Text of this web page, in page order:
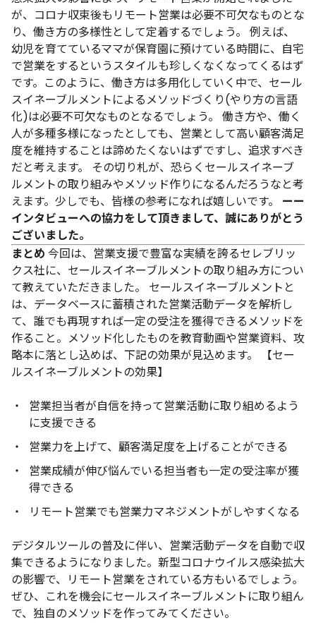
が、コロナ収束後もリモート営業は必要不可欠なものとな
り、働き方の多様性として定着するでしょう。
例えば、
幼児を育てているママが保育園に預けている時間に、自宅
で営業をするというスタイルも珍しくなくなってくるはず
です。このように、働き方は多用化していく中で、セール
スイネーブルメントによるメソッドづくり(やり方の言語
化)は必要不可欠なものとなるでしょう。
働き方や、働く
人が多種多様になったとしても、営業として高い顧客満足
度を維持することは諦めたくないはずですし、追求すべき
だと考えます。
その切り札が、恐らくセールスイネーブ
ルメントの取り組みやメソッド作りになるんだろうなと考
えます。少しでも、皆様の参考になれば嬉しいです。
ーー
インタビューへの協力をして頂きまして、誠にありがとう
ございました。
まとめ 今回は、営業支援で豊富な実績を誇るセレブリッ
クス社に、セールスイネーブルメントの取り組み方につい
て教えていただきました。
セールスイネーブルメントと
は、データベースに蓄積された営業活動データを解析し
て、誰でも再現すれば一定の受注を獲得できるメソッドを
作ること。メソッド化したものを教育動画や営業資料、攻
略本に落とし込めば、下記の効果が見込めます。
【セー
ルスイネーブルメントの効果】
営業担当者が自信を持って営業活動に取り組めるよう
に支援できる
営業力を上げて、顧客満足度を上げることができる
営業成績が伸び悩んでいる担当者も一定の受注率が獲
得できる
リモート営業でも営業力マネジメントがしやすくなる
デジタルツールの普及に伴い、営業活動データを自動で収
集できるようになりました。新型コロナウイルス感染拡大
の影響で、リモート営業をされている方もいるでしょう。
ぜひ、これを機会にセールスイネーブルメントに取り組ん
で、独自のメソッドを作ってみてください。